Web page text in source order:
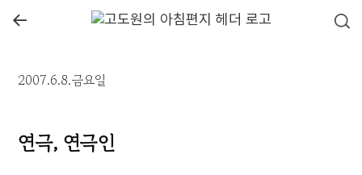
←
2007.6.8.금요일
연극, 연극인